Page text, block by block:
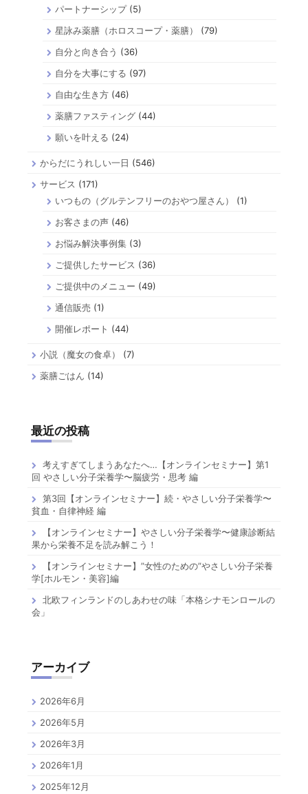
パートナーシップ(5)
星詠み薬膳（ホロスコープ・薬膳）
(79)
自分と向き合う (36)
自分を大事にする (97)
自由な生き方 (46)
薬膳ファスティング (44)
願いを叶える (24)
からだにうれしい一日 (546)
サービス (171)
いつもの（グルテンフリーのおやつ屋さん）
(1)
お客さまの声 (46)
お悩み解決事例集 (3)
ご提供したサービス (36)
ご提供中のメニュー (49)
通信販売 (1)
開催レポート (44)
小説（魔女の食卓）
(7)
薬膳ごはん (14)
最近の投稿
考えすぎてしまうあなたへ…【オンラインセミナー】第1
回 やさしい分子栄養学〜脳疲労・思考 編
第3回【オンラインセミナー】続・やさしい分子栄養学〜
貧血・自律神経 編
【オンラインセミナー】やさしい分子栄養学〜健康診断結
果から栄養不足を読み解こう！
【オンラインセミナー】”女性のための”やさしい分子栄養
学[ホルモン・美容]編
北欧フィンランドのしあわせの味「本格シナモンロールの
会」
アーカイブ
2026年6月
2026年5月
2026年3月
2026年1月
2025年12月